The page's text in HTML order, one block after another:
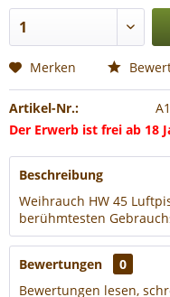
Merken
Artikel-Nr.:
Der Erwerb ist frei ab 18
Beschreibung
Weihrauch HW 45
berühmtesten
Bewertungen
0
Bewertungen lesen,